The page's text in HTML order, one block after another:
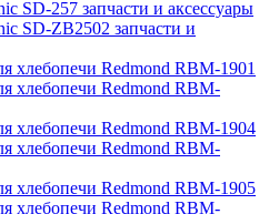
SD-257 запчасти и аксессуары
SD-ZB2502 запчасти и
хлебопечи Redmond RBM-1901
хлебопечи Redmond RBM-
хлебопечи Redmond RBM-1904
хлебопечи Redmond RBM-
хлебопечи Redmond RBM-1905
хлебопечи Redmond RBM-